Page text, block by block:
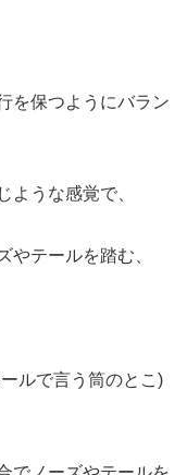
を保つようにバラン
ような感覚で、
やテールを踏む、
ルで言う筒のとこ)